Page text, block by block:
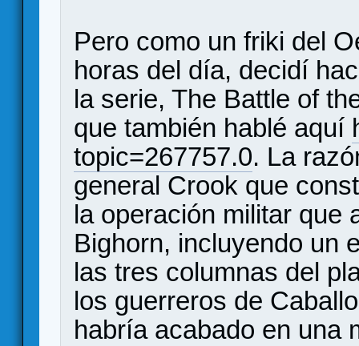
Pero como un friki del
horas del día, decidí
la serie, The Battle of
que también hablé aquí
topic=267757.0. La
general Crook que
la operación militar que
Bighorn, incluyendo un
las tres columnas del
los guerreros de
habría acabado en una